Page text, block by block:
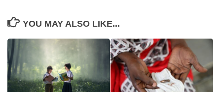
YOU MAY ALSO LIKE...